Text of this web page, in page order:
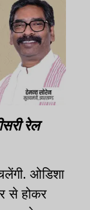
रेल
ओडिशा
से होकर